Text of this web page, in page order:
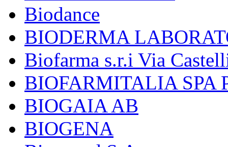
Biodance
BIODERMA
Biofarma s.r.i Via
BIOFARMITALIA SPA
BIOGAIA AB
BIOGENA